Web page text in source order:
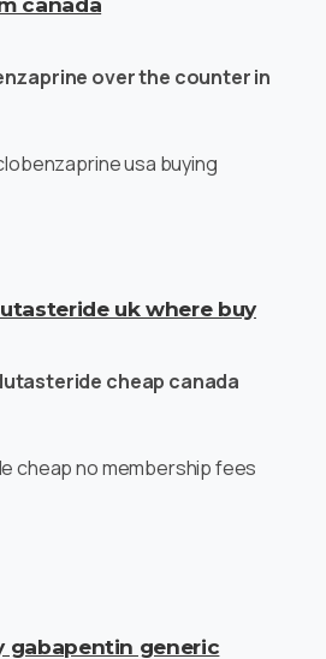
over the counter in
usa buying
uk where buy
cheap canada
cheap no membership fees
gabapentin generic